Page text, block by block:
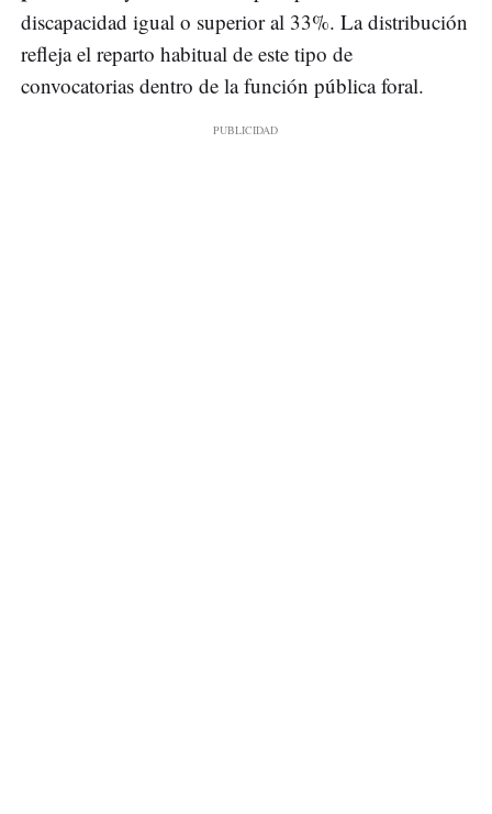
discapacidad igual o superior al 33%. La distribución
refleja el reparto habitual de este tipo de
convocatorias dentro de la función pública foral.